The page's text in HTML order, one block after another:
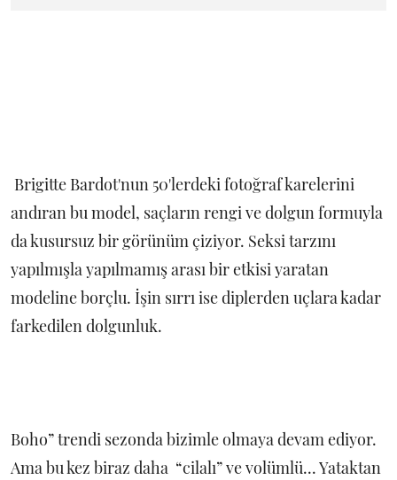
Brigitte Bardot'nun 50'lerdeki fotoğraf karelerini
andıran bu model, saçların rengi ve dolgun formuyla
da kusursuz bir görünüm çiziyor. Seksi tarzını
yapılmışla yapılmamış arası bir etkisi yaratan
modeline borçlu. İşin sırrı ise diplerden uçlara kadar
farkedilen dolgunluk.
Boho” trendi sezonda bizimle olmaya devam ediyor.
Ama bu kez biraz daha “cilalı” ve volümlü... Yataktan